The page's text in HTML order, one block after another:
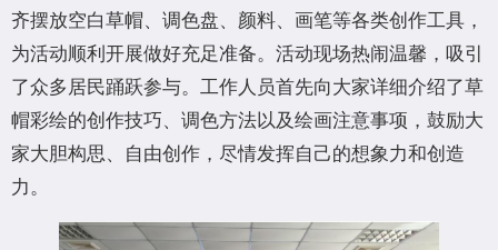
齐摆放空白草帽、调色盘、颜料、画笔等各类创作工具，
为活动顺利开展做好充足准备。活动现场热闹温馨，吸引
了众多居民踊跃参与。工作人员首先向大家详细介绍了草
帽彩绘的创作技巧、调色方法以及绘画注意事项，鼓励大
家大胆构思、自由创作，尽情发挥自己的想象力和创造
力。